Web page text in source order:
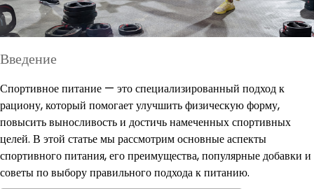
Введение
Спортивное питание — это специализированный подход к
рациону, который помогает улучшить физическую форму,
повысить выносливость и достичь намеченных спортивных
целей. В этой статье мы рассмотрим основные аспекты
спортивного питания, его преимущества, популярные добавки и
советы по выбору правильного подхода к питанию.